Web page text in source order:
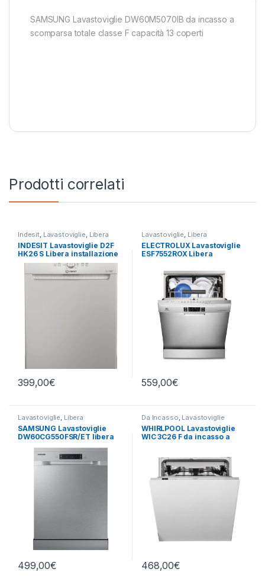
SAMSUNG Lavastoviglie DW60M5070IB da incasso a
scomparsa totale classe F capacità 13 coperti
Prodotti correlati
Indesit, Lavastoviglie, Libera
Installazione
INDESIT Lavastoviglie D2F
HK26 S Libera installazione
14 coperti
399,00€
Lavastoviglie, Libera
Installazione
ELECTROLUX Lavastoviglie
ESF7552ROX Libera
559,00€
Lavastoviglie, Libera
Installazione, SAMSUNG
SAMSUNG Lavastoviglie
DW60CG550FSR/ET libera
499,00€
Da Incasso, Lavastoviglie
WHIRLPOOL Lavastoviglie
WIC 3C26 F da incasso a
468,00€